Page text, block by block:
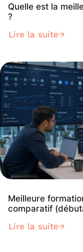
Quelle est la
?
Lire la suite
Meilleure
comparatif
Lire la suite